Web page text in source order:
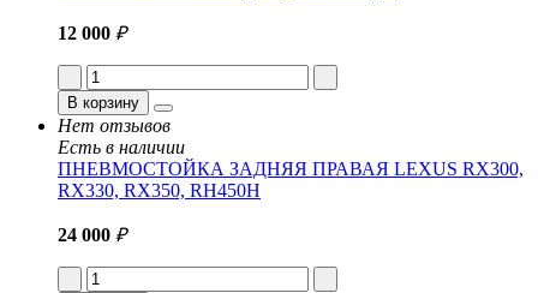
12 000 ₽
В корзину
Нет отзывов
Есть в наличии
ПНЕВМОСТОЙКА ЗАДНЯЯ ПРАВАЯ LEXUS RX300,
RX330, RX350, RH450H
24 000 ₽